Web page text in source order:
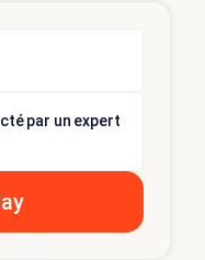
par un expert